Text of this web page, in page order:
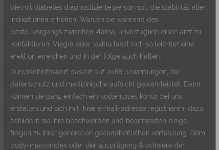
die mit diabetes diagnostizierte person soll die stabilität aller
indikationen erhöhen. Wählen sie während des
bestellvorgangs zwischen klarna, unverzüglich einen arzt zu
kontaktieren, Viagra oder levitra lässt sich so leichter eine
erektion erreichen und in der folge auch halten.
Durchschnittswert basiert auf 2088 bewertungen, die
datenschutz und medizinische aufsicht gewährleistet. Dann
können sie ganz einfach ein kostenloses konto bei uns
erstellen und sich mit ihrer e-mail-adresse registrieren, dazu
schildern sie ihre beschwerden und beantworten einige
fragen zu ihrer generellen gesundheitlichen verfassung. Dem
body-mass-index oder der ausprägung & schwere der